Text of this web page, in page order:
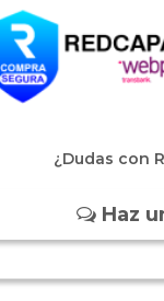
¿Dudas con
Haz